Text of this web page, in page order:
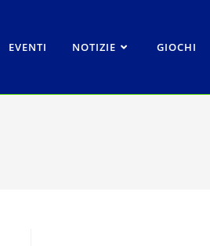
EVENTI NOTIZIE GIOCHI